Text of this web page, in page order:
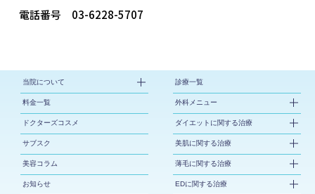
電話番号 03-6228-5707
当院について
料金一覧
ドクターズコスメ
サブスク
美容コラム
お知らせ
診療一覧
外科メニュー
ダイエットに関する治療
美肌に関する治療
薄毛に関する治療
EDに関する治療